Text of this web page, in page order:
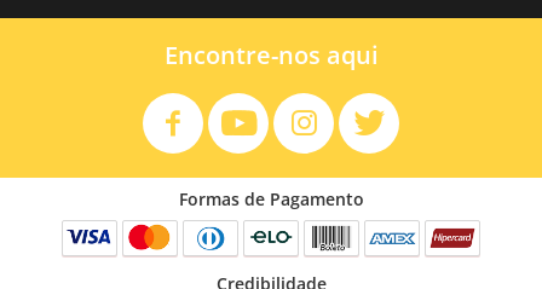
Encontre-nos aqui
Formas de Pagamento
Credibilidade